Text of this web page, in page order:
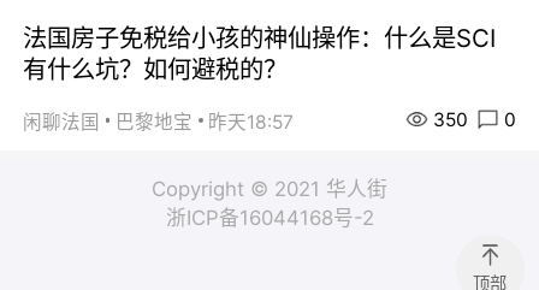
法国房子免税给小孩的神仙操作：什么是SCI
有什么坑？如何避税的？
闲聊法国 巴黎地宝 昨天18:57 350 0
Copyright © 2021 华人街
浙ICP备16044168号-2
顶部